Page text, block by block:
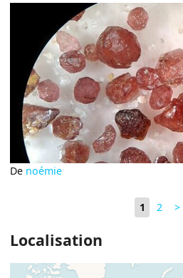
De noémie
1 2 >
Localisation